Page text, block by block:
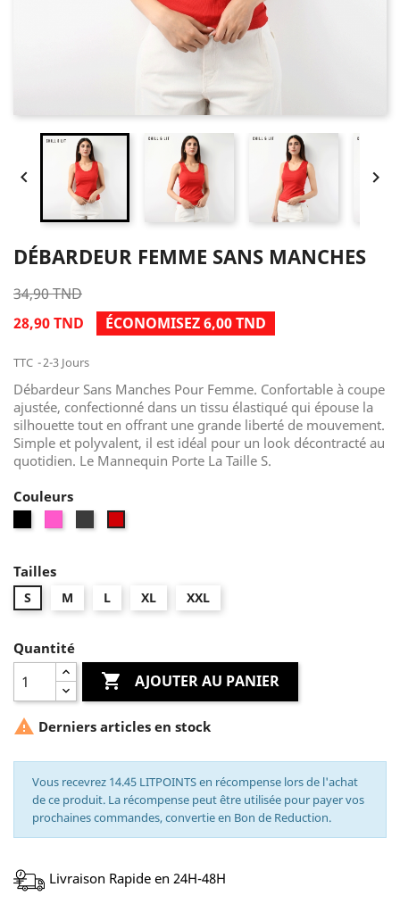
 
DÉBARDEUR FEMME SANS MANCHES
34,90 TND
28,90 TND
ÉCONOMISEZ 6,00 TND
TTC 2-3 Jours
Débardeur Sans Manches Pour Femme. Confortable à coupe
ajustée, confectionné dans un tissu élastiqué qui épouse la
silhouette tout en offrant une grande liberté de mouvement.
Simple et polyvalent, il est idéal pour un look décontracté au
quotidien. Le Mannequin Porte La Taille S.
Couleurs
Tailles
S M L XL XXL
Quantité
 AJOUTER AU PANIER
 Derniers articles en stock
Vous recevrez 14.45 LITPOINTS en récompense lors de l'achat
de ce produit. La récompense peut être utilisée pour payer vos
prochaines commandes, convertie en Bon de Reduction.
Livraison Rapide en 24H-48H